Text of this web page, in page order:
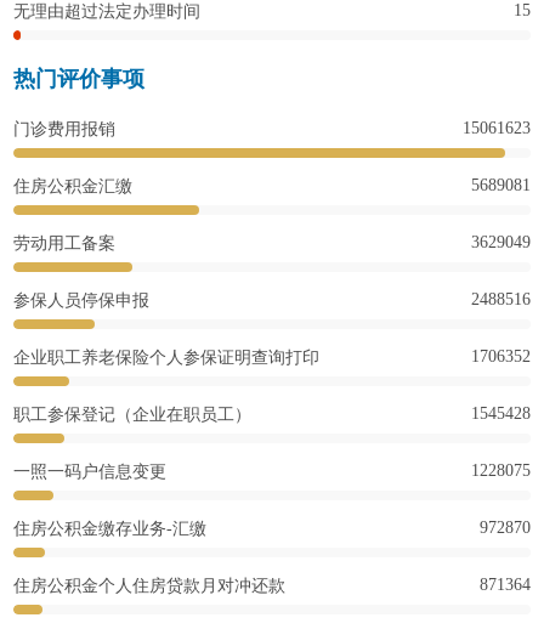
无理由超过法定办理时间 15
热门评价事项
门诊费用报销 15061623
住房公积金汇缴 5689081
劳动用工备案 3629049
参保人员停保申报 2488516
企业职工养老保险个人参保证明查询打印 1706352
职工参保登记（企业在职员工） 1545428
一照一码户信息变更 1228075
住房公积金缴存业务-汇缴 972870
住房公积金个人住房贷款月对冲还款 871364